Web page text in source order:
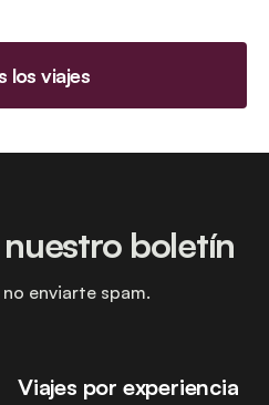
los viajes
Viajes por experiencia
boletín
enviarte spam.